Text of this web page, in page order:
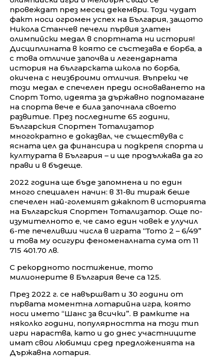
провеждат през месец декември. Този чудат
факт носи огромен успех на България, защото
Никола Станчев печели първия златен
олимпийски медал в спортната ни история!
Дисциплината в която се състезава е борба, а
с това отличие започва и легендарната
история на българската школа по борба,
окичена с неизброими отличия. Въпреки че
този медал е спечелен преди основаването на
Спорт Тото, идеята за държавно подпомагане
на спорта вече е била започнала своето
развитие. През последните 65 години,
Българския Спортен Тотализатор
многократно е доказвал, че съществува с
ясната цел да финансира и подкрепя спорта и
културата в България – и ще продължава да го
прави и в бъдеще.
2022 година ще бъде запомнена и по един
много специален начин: в 31-ви тираж беше
спечелен най-големият джакпот в историята
на Българския Спортен Тотализатор. Още по-
изумителното е, че само един човек е улучил
6-те печеливши числа в играта “Тото 2 – 6/49”
и това му осигури феноменалната сума от 11
715 401.70 лв.
С рекордното постижение, тото
милионерите в България вече са 125.
През 2022 г. се навършват и 30 години от
първата моментна лотарийна игра, която
носи името “Шанс за всички”. В рамките на
няколко години, популярността на този тип
игри нараства, като и до днес участниците
имат свои любимци сред предложенията на
Държавна лотария.